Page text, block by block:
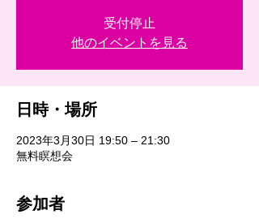
受付停止
他のイベントを見る
日時・場所
2023年3月30日 19:50 – 21:30
無料瞑想会
参加者